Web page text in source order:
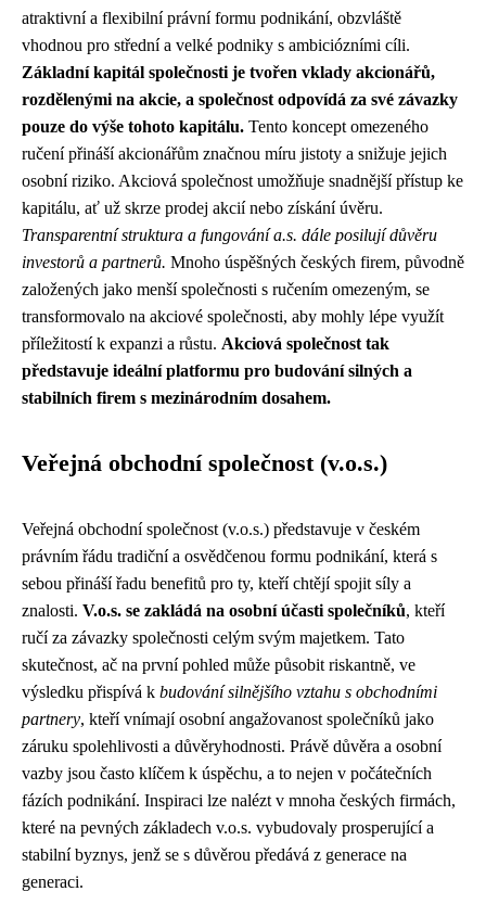
atraktivní a flexibilní právní formu podnikání, obzvláště
vhodnou pro střední a velké podniky s ambiciózními cíli.
Základní kapitál společnosti je tvořen vklady akcionářů,
rozdělenými na akcie, a společnost odpovídá za své závazky
pouze do výše tohoto kapitálu. Tento koncept omezeného
ručení přináší akcionářům značnou míru jistoty a snižuje jejich
osobní riziko. Akciová společnost umožňuje snadnější přístup ke
kapitálu, ať už skrze prodej akcií nebo získání úvěru.
Transparentní struktura a fungování a.s. dále posilují důvěru
investorů a partnerů. Mnoho úspěšných českých firem, původně
založených jako menší společnosti s ručením omezeným, se
transformovalo na akciové společnosti, aby mohly lépe využít
příležitostí k expanzi a růstu. Akciová společnost tak
představuje ideální platformu pro budování silných a
stabilních firem s mezinárodním dosahem.
Veřejná obchodní společnost (v.o.s.)
Veřejná obchodní společnost (v.o.s.) představuje v českém
právním řádu tradiční a osvědčenou formu podnikání, která s
sebou přináší řadu benefitů pro ty, kteří chtějí spojit síly a
znalosti. V.o.s. se zakládá na osobní účasti společníků, kteří
ručí za závazky společnosti celým svým majetkem. Tato
skutečnost, ač na první pohled může působit riskantně, ve
výsledku přispívá k budování silnějšího vztahu s obchodními
partnery, kteří vnímají osobní angažovanost společníků jako
záruku spolehlivosti a důvěryhodnosti. Právě důvěra a osobní
vazby jsou často klíčem k úspěchu, a to nejen v počátečních
fázích podnikání. Inspiraci lze nalézt v mnoha českých firmách,
které na pevných základech v.o.s. vybudovaly prosperující a
stabilní byznys, jenž se s důvěrou předává z generace na
generaci.